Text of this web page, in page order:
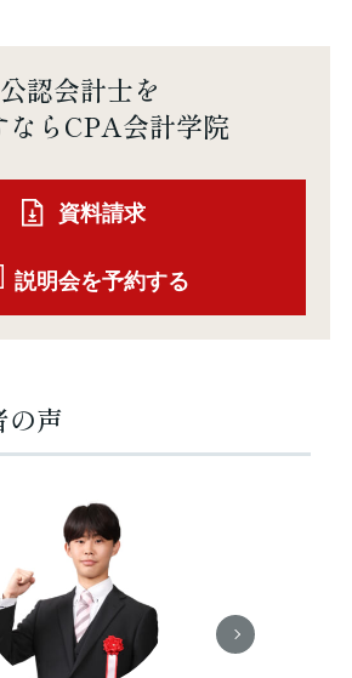
公認会計士を
ならCPA会計学院
資料請求
説明会を予約する
の声